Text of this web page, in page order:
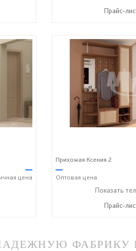
Прайс-
—
цена
Прихожая Ксения 2
—
Оптовая цена
+7 (8412) 20-
Показать
Прайс-
ФАБРИКУ